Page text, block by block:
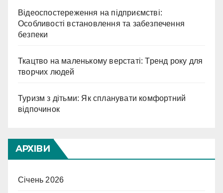
Відеоспостереження на підприємстві:
Особливості встановлення та забезпечення
безпеки
Ткацтво на маленькому верстаті: Тренд року для
творчих людей
Туризм з дітьми: Як спланувати комфортний
відпочинок
АРХІВИ
Січень 2026